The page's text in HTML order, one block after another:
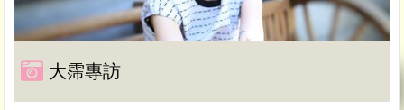
大霈專訪